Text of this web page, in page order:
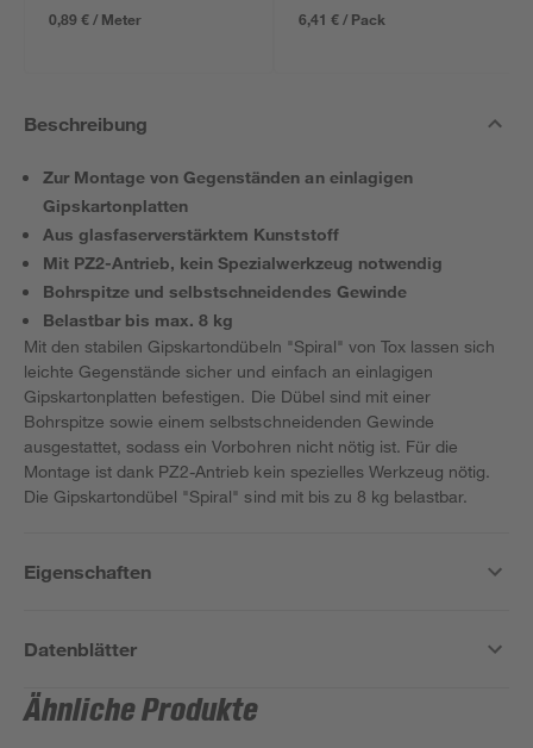
0,89 € / Meter
6,41 € / Pack
Beschreibung
Zur Montage von Gegenständen an einlagigen
Gipskartonplatten
Aus glasfaserverstärktem Kunststoff
Mit PZ2-Antrieb, kein Spezialwerkzeug notwendig
Bohrspitze und selbstschneidendes Gewinde
Belastbar bis max. 8 kg
Mit den stabilen Gipskartondübeln "Spiral" von Tox lassen sich
leichte Gegenstände sicher und einfach an einlagigen
Gipskartonplatten befestigen. Die Dübel sind mit einer
Bohrspitze sowie einem selbstschneidenden Gewinde
ausgestattet, sodass ein Vorbohren nicht nötig ist. Für die
Montage ist dank PZ2-Antrieb kein spezielles Werkzeug nötig.
Die Gipskartondübel "Spiral" sind mit bis zu 8 kg belastbar.
Eigenschaften
Datenblätter
Ähnliche Produkte